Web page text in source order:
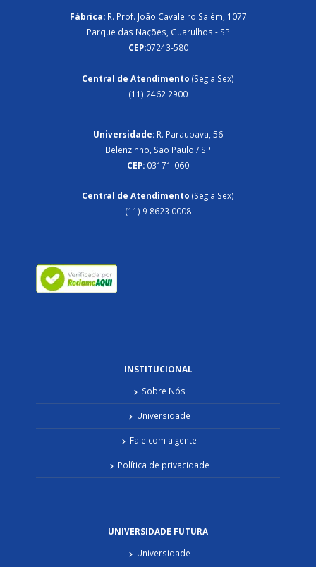
Fábrica:R. Prof. João Cavaleiro Salém, 1077
Parque das Nações, Guarulhos - SP
CEP:07243-580
Central de Atendimento (Seg a Sex)
(11) 2462 2900
Universidade: R. Paraupava, 56
Belenzinho, São Paulo / SP
CEP: 03171-060
Central de Atendimento (Seg a Sex)
(11) 9 8623 0008
INSTITUCIONAL
Sobre Nós
Universidade
Fale com a gente
Política de privacidade
UNIVERSIDADE FUTURA
Universidade